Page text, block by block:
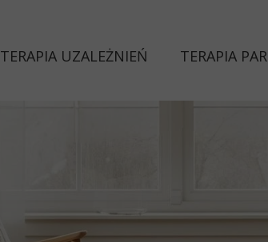
TERAPIA UZALEŻNIEŃ TERAPIA PAR